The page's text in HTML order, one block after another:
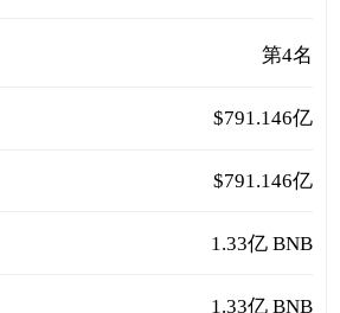
第4名
$791.146亿
$791.146亿
1.33亿 BNB
1.33亿 BNB